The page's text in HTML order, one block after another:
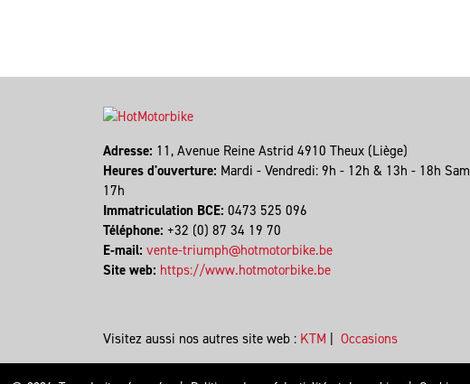
Adresse: 11, Avenue Reine Astrid 4910 Theux (Liège)
Heures d'ouverture: Mardi - Vendredi: 9h - 12h & 13h - 18h
17h
Immatriculation BCE: 0473 525 096
Téléphone: +32 (0) 87 34 19 70
E-mail: vente-triumph@hotmotorbike.be
Site web: https://www.hotmotorbike.be
Visitez aussi nos autres site web : KTM Occasions